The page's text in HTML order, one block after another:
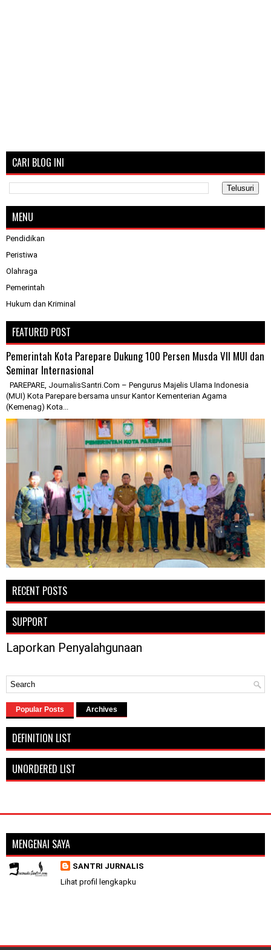
CARI BLOG INI
MENU
Pendidikan
Peristiwa
Olahraga
Pemerintah
Hukum dan Kriminal
FEATURED POST
Pemerintah Kota Parepare Dukung 100 Persen Musda VII MUI dan
Seminar Internasional
PAREPARE, JournalisSantri.Com – Pengurus Majelis Ulama Indonesia
(MUI) Kota Parepare bersama unsur Kantor Kementerian Agama
(Kemenag) Kota...
RECENT POSTS
SUPPORT
Laporkan Penyalahgunaan
Popular Posts Archives
DEFINITION LIST
UNORDERED LIST
MENGENAI SAYA
SANTRI JURNALIS
Lihat profil lengkapku